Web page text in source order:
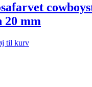
20 mm
til kurv